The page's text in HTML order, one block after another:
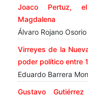
Joaco Pertuz,
Magdalena
Álvaro Rojano
Virreyes de la
poder político entre
Eduardo Barrera
Gustavo